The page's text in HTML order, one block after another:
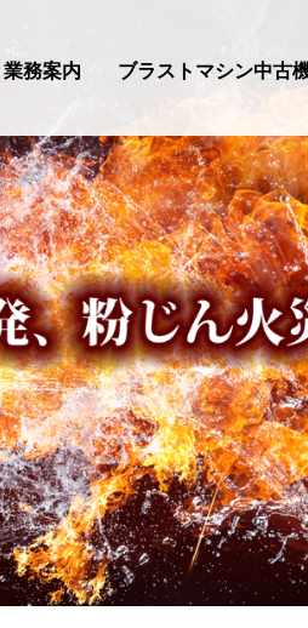
業務案内 ブラストマシン中古